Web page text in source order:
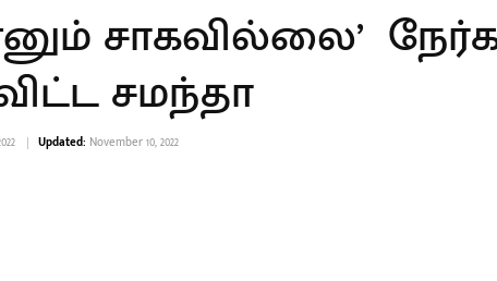
சாகவில்லை’
சமந்தா
Updated: November 10, 2022